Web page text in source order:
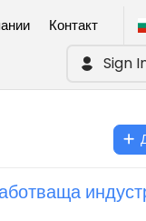
Контакт
Sign